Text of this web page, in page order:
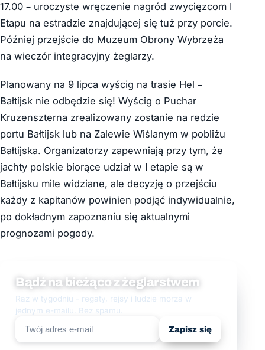
17.00 – uroczyste wręczenie nagród zwycięzcom I
Etapu na estradzie znajdującej się tuż przy porcie.
Później przejście do Muzeum Obrony Wybrzeża
na wieczór integracyjny żeglarzy.
Planowany na 9 lipca wyścig na trasie Hel –
Bałtijsk nie odbędzie się! Wyścig o Puchar
Kruzenszterna zrealizowany zostanie na redzie
portu Bałtijsk lub na Zalewie Wiślanym w pobliżu
Bałtijska. Organizatorzy zapewniają przy tym, że
jachty polskie biorące udział w I etapie są w
Bałtijsku mile widziane, ale decyzję o przejściu
każdy z kapitanów powinien podjąć indywidualnie,
po dokładnym zapoznaniu się aktualnymi
prognozami pogody.
Bądź na bieżąco z żeglarstwem
Raz w tygodniu - regaty, rejsy i ludzie morza w
jednym e-mailu. Bez spamu.
Zapisz się